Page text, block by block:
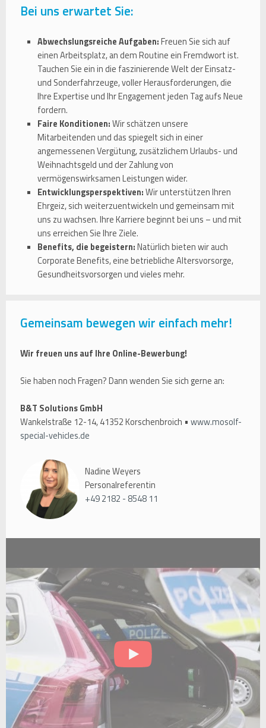
Bei uns erwartet Sie:
Abwechslungsreiche Aufgaben:Freuen Sie sich auf
einen Arbeitsplatz, an dem Routine ein Fremdwort ist.
Tauchen Sie ein in die faszinierende Welt der Einsatz-
und Sonderfahrzeuge, voller Herausforderungen, die
Ihre Expertise und Ihr Engagement jeden Tag aufs Neue
fordern.
Faire Konditionen:Wir schätzen unsere
Mitarbeitenden und das spiegelt sich in einer
angemessenen Vergütung, zusätzlichem Urlaubs- und
Weihnachtsgeld und der Zahlung von
vermögenswirksamen Leistungen wider.
Entwicklungsperspektiven:Wir unterstützen Ihren
Ehrgeiz, sich weiterzuentwickeln und gemeinsam mit
uns zu wachsen. Ihre Karriere beginnt bei uns – und mit
uns erreichen Sie Ihre Ziele.
Benefits, die begeistern:Natürlich bieten wir auch
Corporate Benefits, eine betriebliche Altersvorsorge,
Gesundheitsvorsorgen und vieles mehr.
Gemeinsam bewegen wir einfach mehr!
Wir freuen uns auf Ihre Online-Bewerbung!
Sie haben noch Fragen? Dann wenden Sie sich gerne an:
B&T Solutions GmbH
Wankelstraße 12-14, 41352 Korschenbroich • www.mosolf-
special-vehicles.de
Nadine Weyers
Personalreferentin
+49 2182 - 8548 11